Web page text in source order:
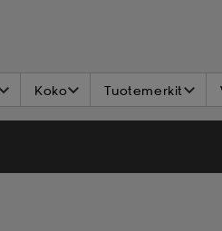
Koko Tuotemerkit